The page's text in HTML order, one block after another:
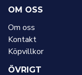
OM OSS
Om oss
Kontakt
Köpvillkor
ÖVRIGT